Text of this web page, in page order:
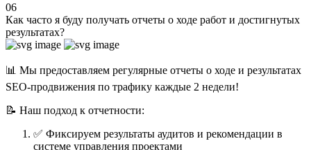
06
Как часто я буду получать отчеты о ходе работ и достигнутых
результатах?
📊 Мы предоставляем регулярные отчеты о ходе и результатах
SEO-продвижения по трафику каждые 2 недели!
📝 Наш подход к отчетности:
✅ Фиксируем результаты аудитов и рекомендации в
системе управления проектами